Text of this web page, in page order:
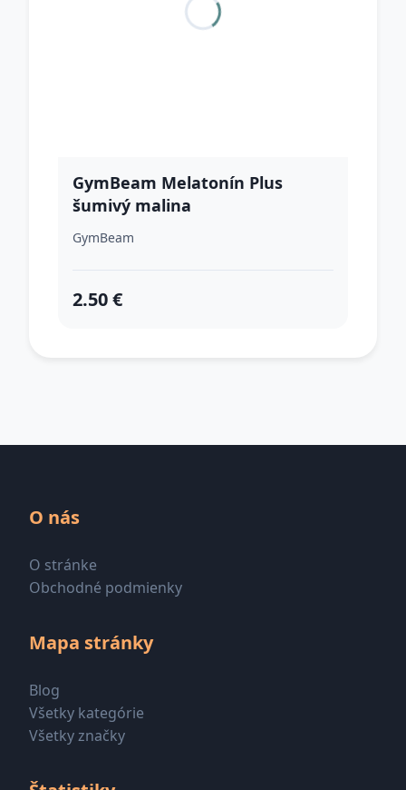
GymBeam Melatonín Plus
šumivý malina
GymBeam
2.50 €
O nás
O stránke
Obchodné podmienky
Mapa stránky
Blog
Všetky kategórie
Všetky značky